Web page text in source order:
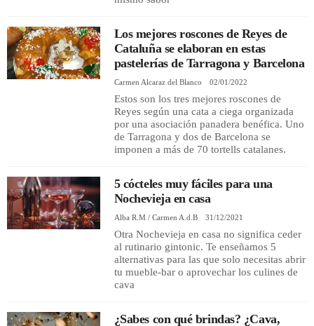
INICIAR SESIÓN
Los mejores roscones de Reyes de
Cataluña se elaboran en estas
pastelerías de Tarragona y Barcelona
Carmen Alcaraz del Blanco 02/01/2022
Estos son los tres mejores roscones de
Reyes según una cata a ciega organizada
por una asociación panadera benéfica. Uno
de Tarragona y dos de Barcelona se
imponen a más de 70 tortells catalanes.
5 cócteles muy fáciles para una
Nochevieja en casa
Alba R.M / Carmen A.d.B 31/12/2021
Otra Nochevieja en casa no significa ceder
al rutinario gintonic. Te enseñamos 5
alternativas para las que solo necesitas abrir
tu mueble-bar o aprovechar los culines de
cava
¿Sabes con qué brindas? ¿Cava,